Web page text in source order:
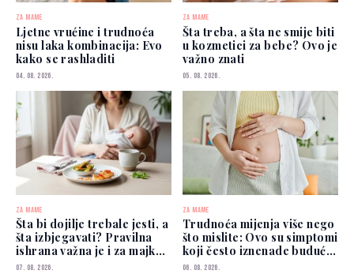
ZA MAME
Ljetne vrućine i trudnoća
nisu laka kombinacija: Evo
kako se rashladiti
04. 08. 2026.
ZA MAME
Šta treba, a šta ne smije biti
u kozmetici za bebe? Ovo je
važno znati
05. 08. 2026.
ZA MAME
Šta bi dojilje trebale jesti, a
šta izbjegavati? Pravilna
ishrana važna je i za majku i
za bebu
07. 08. 2026.
ZA MAME
Trudnoća mijenja više nego
što mislite: Ovo su simptomi
koji često iznenade buduće
mame
06. 08. 2026.